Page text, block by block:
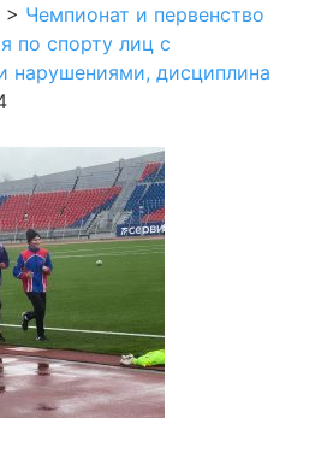
> Чемпионат и первенство
по спорту лиц с
нарушениями, дисциплина